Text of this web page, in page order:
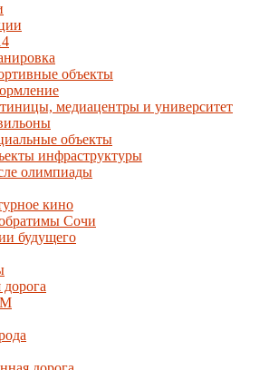
объекты
медиацентры и университет
объекты
инфраструктуры
олимпиады
кино
Сочи
будущего